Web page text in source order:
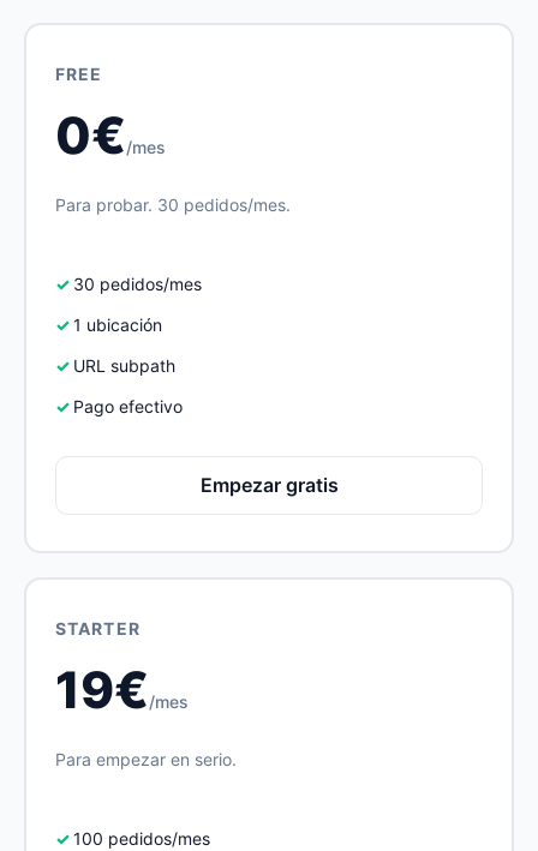
FREE
0€/mes
Para probar. 30 pedidos/mes.
30 pedidos/mes
1 ubicación
URL subpath
Pago efectivo
Empezar gratis
STARTER
19€/mes
Para empezar en serio.
100 pedidos/mes